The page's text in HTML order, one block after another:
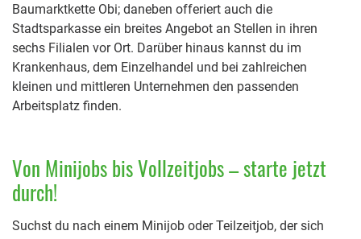
Baumarktkette Obi; daneben offeriert auch die
Stadtsparkasse ein breites Angebot an Stellen in ihren
sechs Filialen vor Ort. Darüber hinaus kannst du im
Krankenhaus, dem Einzelhandel und bei zahlreichen
kleinen und mittleren Unternehmen den passenden
Arbeitsplatz finden.
Von Minijobs bis Vollzeitjobs – starte jetzt
durch!
Suchst du nach einem Minijob oder Teilzeitjob, der sich